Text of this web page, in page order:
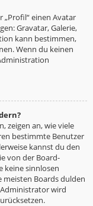
einen Avatar
Gravatar, Galerie,
kann bestimmen,
Wenn du keinen
zeigen an, wie viele
bestimmte Benutzer
kannst du den
von der Board-
keine sinnlosen
Boards dulden
wird